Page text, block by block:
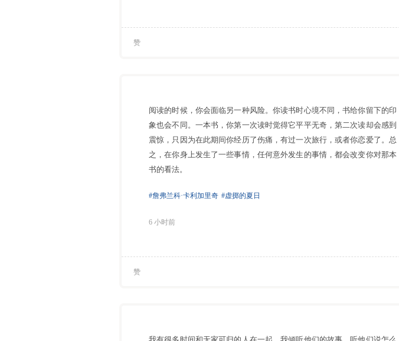
赞
阅读的时候，你会面临另一种风险。你读书时心境不同，书给你留下的印
象也会不同。一本书，你第一次读时觉得它平平无奇，第二次读却会感到
震惊，只因为在此期间你经历了伤痛，有过一次旅行，或者你恋爱了。总
之，在你身上发生了一些事情，任何意外发生的事情，都会改变你对那本
书的看法。
#詹弗兰科·卡利加里奇 #虚掷的夏日
6 小时前
赞